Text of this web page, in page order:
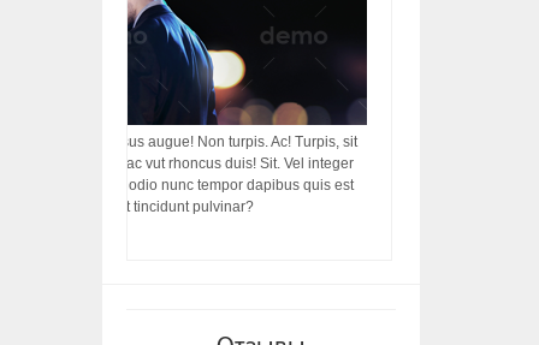
integer! Risus augue! Non turpis. Ac! Turpis, sit
rhoncus porttitor ac vut rhoncus duis! Sit. Vel integer
ut diam porttitor odio nunc tempor dapibus quis est
dictumst, vel amet tincidunt pulvinar?